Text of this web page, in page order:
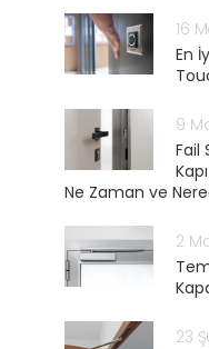
16
En
9
Fail
Ne Zaman ve
2
23